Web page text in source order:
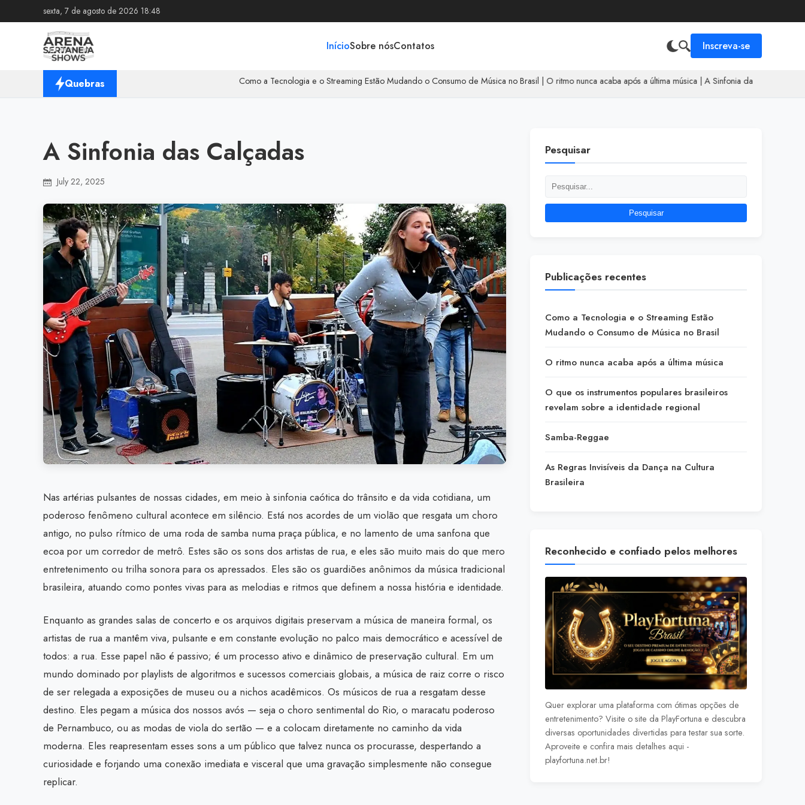
sexta, 7 de agosto de 2026 18:48
InícioSobre nósContatos Inscreva-se
Quebras Como a Tecnologia e o Streaming Estão Mudando o Consumo de Música no Brasil|O ritmo nunca acaba após a última música|A Sinfonia das Calçadas
A Sinfonia das Calçadas
July 22, 2025
Nas artérias pulsantes de nossas cidades, em meio à sinfonia caótica do trânsito e da vida cotidiana, um
poderoso fenômeno cultural acontece em silêncio. Está nos acordes de um violão que resgata um choro
antigo, no pulso rítmico de uma roda de samba numa praça pública, e no lamento de uma sanfona que
ecoa por um corredor de metrô. Estes são os sons dos artistas de rua, e eles são muito mais do que mero
entretenimento ou trilha sonora para os apressados. Eles são os guardiões anônimos da música tradicional
brasileira, atuando como pontes vivas para as melodias e ritmos que definem a nossa história e identidade.
Enquanto as grandes salas de concerto e os arquivos digitais preservam a música de maneira formal, os
artistas de rua a mantêm viva, pulsante e em constante evolução no palco mais democrático e acessível de
todos: a rua. Esse papel não é passivo; é um processo ativo e dinâmico de preservação cultural. Em um
mundo dominado por playlists de algoritmos e sucessos comerciais globais, a música de raiz corre o risco
de ser relegada a exposições de museu ou a nichos acadêmicos. Os músicos de rua a resgatam desse
destino. Eles pegam a música dos nossos avós — seja o choro sentimental do Rio, o maracatu poderoso
de Pernambuco, ou as modas de viola do sertão — e a colocam diretamente no caminho da vida
moderna. Eles reapresentam esses sons a um público que talvez nunca os procurasse, despertando a
curiosidade e forjando uma conexão imediata e visceral que uma gravação simplesmente não consegue
replicar.
Pesquisar
Pesquisar
Publicações recentes
Como a Tecnologia e o Streaming Estão
Mudando o Consumo de Música no Brasil
O ritmo nunca acaba após a última música
O que os instrumentos populares brasileiros
revelam sobre a identidade regional
Samba-Reggae
As Regras Invisíveis da Dança na Cultura
Brasileira
Reconhecido e confiado pelos melhores
Quer explorar uma plataforma com ótimas opções de
entretenimento? Visite o site da PlayFortuna e descubra
diversas oportunidades divertidas para testar sua sorte.
Aproveite e confira mais detalhes aqui -
playfortuna.net.br!